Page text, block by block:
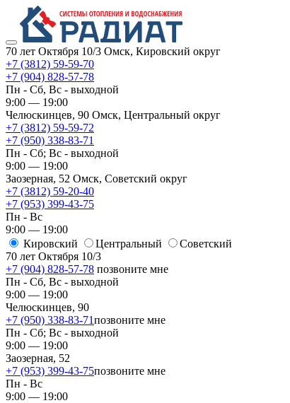
70 лет Октября 10/3 Омск, Кировский округ
+7 (3812) 59-59-70
+7 (904) 828-57-78
Пн - Сб, Вс - выходной
9:00 — 19:00
Челюскинцев, 90 Омск, ​Центральный округ
+7 (3812) 59-59-72
+7 (950) 338-83-71
Пн - Сб; Вс - выходной
9:00 — 19:00
Заозерная, 52 Омск, ​Советский округ
+7 (3812) 59-20-40
+7 (953) 399-43-75
Пн - Вс
9:00 — 19:00
Кировский
​Центральный
​Советский
70 лет Октября 10/3
+7 (904) 828-57-78 позвоните мне
Пн - Сб, Вс - выходной
9:00 — 19:00
Челюскинцев, 90
+7 (950) 338-83-71позвоните мне
Пн - Сб; Вс - выходной
9:00 — 19:00
Заозерная, 52
+7 (953) 399-43-75позвоните мне
Пн - Вс
9:00 — 19:00